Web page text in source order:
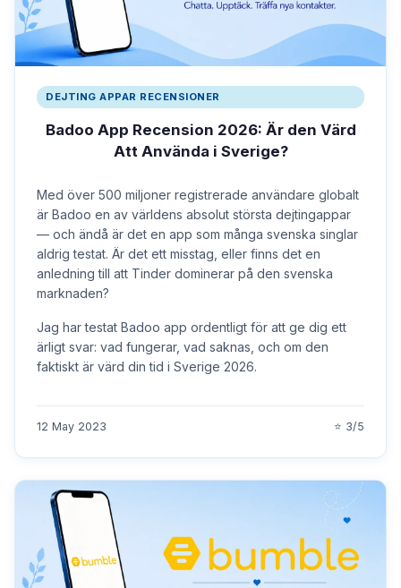
DEJTING APPAR RECENSIONER
Badoo App Recension 2026: Är den Värd
Att Använda i Sverige?
Med över 500 miljoner registrerade användare globalt
är Badoo en av världens absolut största dejtingappar
— och ändå är det en app som många svenska singlar
aldrig testat. Är det ett misstag, eller finns det en
anledning till att Tinder dominerar på den svenska
marknaden?
Jag har testat Badoo app ordentligt för att ge dig ett
ärligt svar: vad fungerar, vad saknas, och om den
faktiskt är värd din tid i Sverige 2026.
12 May 2023 ⭐ 3/5